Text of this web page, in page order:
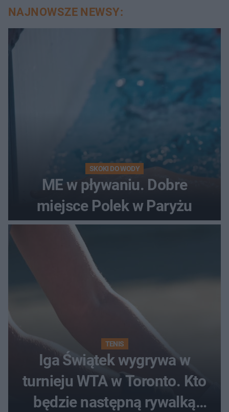
NAJNOWSZE NEWSY:
SKOKI DO WODY
ME w pływaniu. Dobre
miejsce Polek w Paryżu
TENIS
Iga Świątek wygrywa w
turnieju WTA w Toronto. Kto
będzie następną rywalką